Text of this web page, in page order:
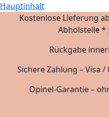
Hauptinhalt
Kostenlose Lieferung
Abholstelle *
Rückgabe
Sichere Zahlung – Visa
Opinel-Garantie –